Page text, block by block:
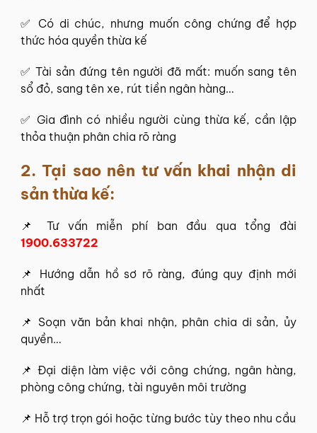
✅ Có di chúc, nhưng muốn công chứng để hợp
thức hóa quyền thừa kế
✅ Tài sản đứng tên người đã mất: muốn sang tên
sổ đỏ, sang tên xe, rút tiền ngân hàng…
✅ Gia đình có nhiều người cùng thừa kế, cần lập
thỏa thuận phân chia rõ ràng
2. Tại sao nên tư vấn khai nhận di
sản thừa kế:
📌 Tư vấn miễn phí ban đầu qua tổng đài
1900.633722
📌 Hướng dẫn hồ sơ rõ ràng, đúng quy định mới
nhất
📌 Soạn văn bản khai nhận, phân chia di sản, ủy
quyền…
📌 Đại diện làm việc với công chứng, ngân hàng,
phòng công chứng, tài nguyên môi trường
📌 Hỗ trợ trọn gói hoặc từng bước tùy theo nhu cầu